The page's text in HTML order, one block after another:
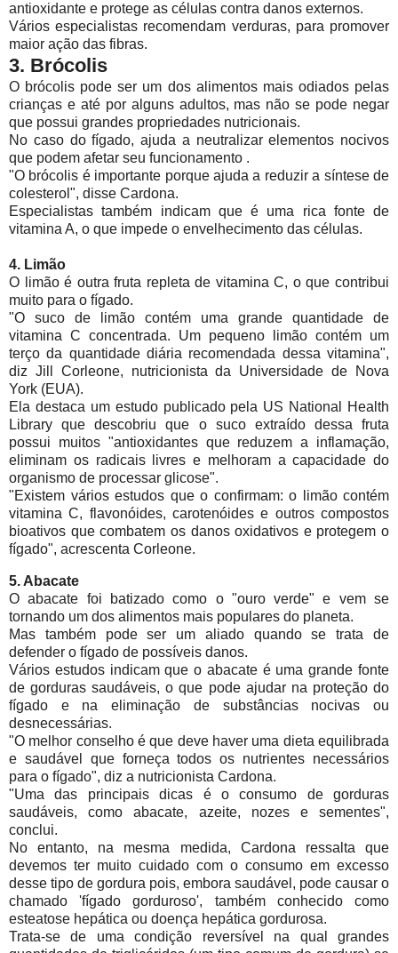
antioxidante e protege as células contra danos externos.
Vários especialistas recomendam verduras, para promover
maior ação das fibras.
3. Brócolis
O brócolis pode ser um dos alimentos mais odiados pelas
crianças e até por alguns adultos, mas não se pode negar
que possui grandes propriedades nutricionais.
No caso do fígado, ajuda a neutralizar elementos nocivos
que podem afetar seu funcionamento .
"O brócolis é importante porque ajuda a reduzir a síntese de
colesterol", disse Cardona.
Especialistas também indicam que é uma rica fonte de
vitamina A, o que impede o envelhecimento das células.
4. Limão
O limão é outra fruta repleta de vitamina C, o que contribui
muito para o fígado.
"O suco de limão contém uma grande quantidade de
vitamina C concentrada. Um pequeno limão contém um
terço da quantidade diária recomendada dessa vitamina",
diz Jill Corleone, nutricionista da Universidade de Nova
York (EUA).
Ela destaca um estudo publicado pela US National Health
Library que descobriu que o suco extraído dessa fruta
possui muitos "antioxidantes que reduzem a inflamação,
eliminam os radicais livres e melhoram a capacidade do
organismo de processar glicose".
"Existem vários estudos que o confirmam: o limão contém
vitamina C, flavonóides, carotenóides e outros compostos
bioativos que combatem os danos oxidativos e protegem o
fígado", acrescenta Corleone.
5. Abacate
O abacate foi batizado como o "ouro verde" e vem se
tornando um dos alimentos mais populares do planeta.
Mas também pode ser um aliado quando se trata de
defender o fígado de possíveis danos.
Vários estudos indicam que o abacate é uma grande fonte
de gorduras saudáveis, o que pode ajudar na proteção do
fígado e na eliminação de substâncias nocivas ou
desnecessárias.
"O melhor conselho é que deve haver uma dieta equilibrada
e saudável que forneça todos os nutrientes necessários
para o fígado", diz a nutricionista Cardona.
"Uma das principais dicas é o consumo de gorduras
saudáveis, como abacate, azeite, nozes e sementes",
conclui.
No entanto, na mesma medida, Cardona ressalta que
devemos ter muito cuidado com o consumo em excesso
desse tipo de gordura pois, embora saudável, pode causar o
chamado 'fígado gorduroso', também conhecido como
esteatose hepática ou doença hepática gordurosa.
Trata-se de uma condição reversível na qual grandes